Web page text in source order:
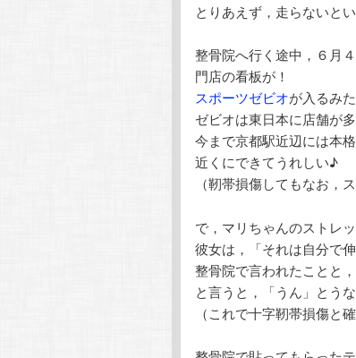
とりあえず，走らないと
整骨院へ行く途中，６月
門店の看板が！
スポーツゼビオが入るみた
ゼビオは東日本に店舗が
今まで京都駅近辺には本
近くにできてうれしい♪
（靭帯損傷してもなお，
で，マリちゃんのストレ
彼女は，「それは自分で
整骨院で言われたことと
と言うと，「うん」とうな
（これで十字靭帯損傷と